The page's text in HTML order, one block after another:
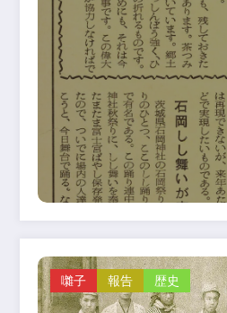
囃子 報告 歴史